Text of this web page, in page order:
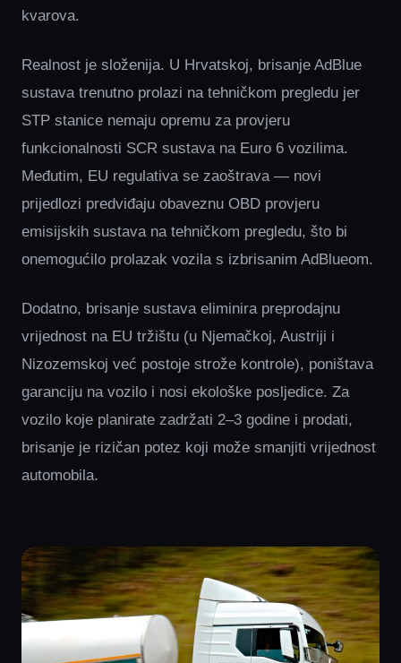
kvarova.
Realnost je složenija. U Hrvatskoj, brisanje AdBlue
sustava trenutno prolazi na tehničkom pregledu jer
STP stanice nemaju opremu za provjeru
funkcionalnosti SCR sustava na Euro 6 vozilima.
Međutim, EU regulativa se zaoštrava — novi
prijedlozi predviđaju obaveznu OBD provjeru
emisijskih sustava na tehničkom pregledu, što bi
onemogućilo prolazak vozila s izbrisanim AdBlueom.
Dodatno, brisanje sustava eliminira preprodajnu
vrijednost na EU tržištu (u Njemačkoj, Austriji i
Nizozemskoj već postoje strože kontrole), poništava
garanciju na vozilo i nosi ekološke posljedice. Za
vozilo koje planirate zadržati 2–3 godine i prodati,
brisanje je rizičan potez koji može smanjiti vrijednost
automobila.